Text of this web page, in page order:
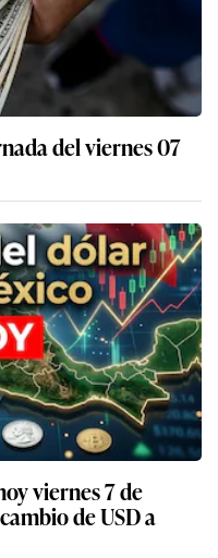
del viernes 07
viernes 7 de
de USD a